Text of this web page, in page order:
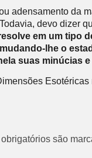
adensamento da
devo dizer
em um
lhe o
suas minúcias
são